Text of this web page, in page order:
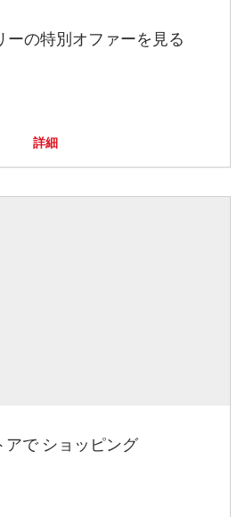
ーの特別オファーを見る
詳細
アで ショッピング